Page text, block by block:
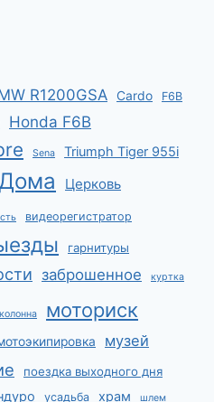
R1200GSA Cardo F6B
Honda F6B
Sena Triumph Tiger 955i
Церковь
видеорегистратор
гарнитуры
заброшенное куртка
моториск
музей
поездка выходного дня
усадьба храм шлем